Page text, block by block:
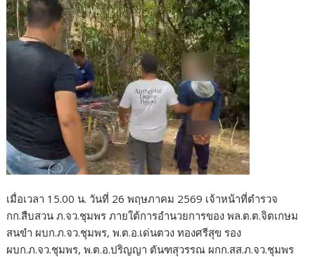
เมื่อเวลา 15.00 น. วันที่ 26 พฤษภาคม 2569 เจ้าหน้าที่ตำรวจ
กก.สืบสวน ภ.จว.ชุมพร ภายใต้การอำนวยการของ พล.ต.ต.จิตเกษม
สนขำ ผบก.ภ.จว.ชุมพร, พ.ต.อ.เด่นตวง ทองศรีสุข รอง
ผบก.ภ.จว.ชุมพร, พ.ต.อ.ปริญญา ตันฑสุวรรณ ผกก.สส.ภ.จว.ชุมพร